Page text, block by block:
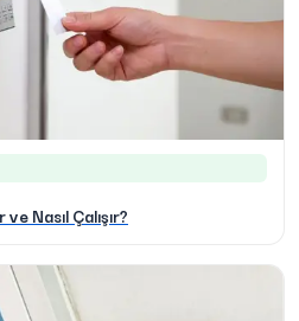
Nasıl Çalışır?